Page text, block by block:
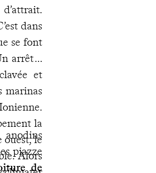
dans
se font
arrêt à
et
marinas
la
ouest, le
Alors
piazze
de